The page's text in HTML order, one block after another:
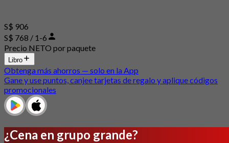
S$ 906
S$ 768 / 1-6
Precio NETO por paquete
Libro
Obtenga más ahorros — solo en la App
Gane y use puntos, canjee tarjetas de regalo y aplique códigos
promocionales
¿Cena en grupo grande?